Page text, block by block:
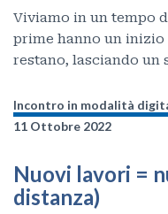
Viviamo in un tempo
prime hanno un inizio
restano, lasciando un
Incontro in modalità
11 Ottobre 2022
Nuovi lavori =
distanza)